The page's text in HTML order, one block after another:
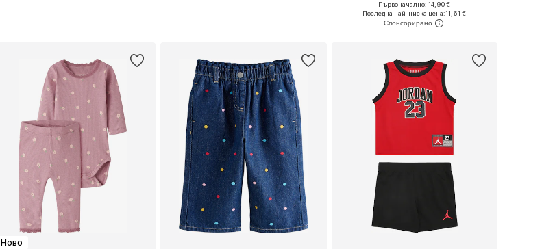
Налични размери: 56, 62, 68, 74, 80, 86
Добави в кошницата
Първоначално: 14,90 €
Последна най-ниска цена:11,61 €
Ново